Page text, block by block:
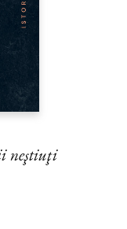
neştiuţi